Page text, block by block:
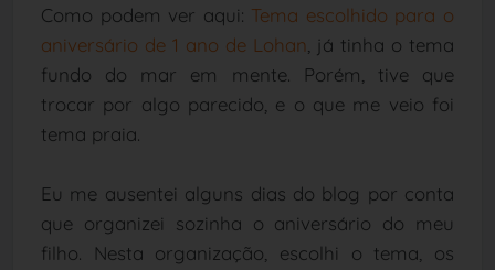
Como podem ver aqui: Tema escolhido para o
aniversário de 1 ano de Lohan, já tinha o tema
fundo do mar em mente. Porém, tive que
trocar por algo parecido, e o que me veio foi
tema praia.
Eu me ausentei alguns dias do blog por conta
que organizei sozinha o aniversário do meu
filho. Nesta organização, escolhi o tema, os